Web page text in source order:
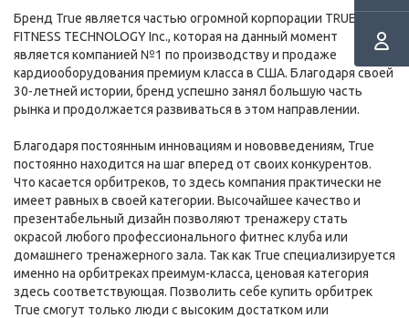
Бренд True является частью огромной корпорации TRUE
FITNESS TECHNOLOGY Inc., которая на данный момент
является компанией №1 по производству и продаже
кардиооборудования премиум класса в США. Благодаря своей
30-летней истории, бренд успешно занял большую часть
рынка и продолжается развиваться в этом направлении.
Благодаря постоянным инновациям и нововведениям, True
постоянно находится на шаг вперед от своих конкурентов.
Что касается орбитреков, то здесь компания практически не
имеет равных в своей категории. Высочайшее качество и
презентабельный дизайн позволяют тренажеру стать
окрасой любого профессионального фитнес клуба или
домашнего тренажерного зала. Так как True специализируется
именно на орбитреках преимум-класса, ценовая категория
здесь соответствующая. Позволить себе купить орбитрек
True смогут только люди с высоким достатком или